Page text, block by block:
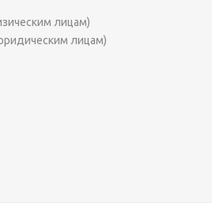
лицам)
лицам)